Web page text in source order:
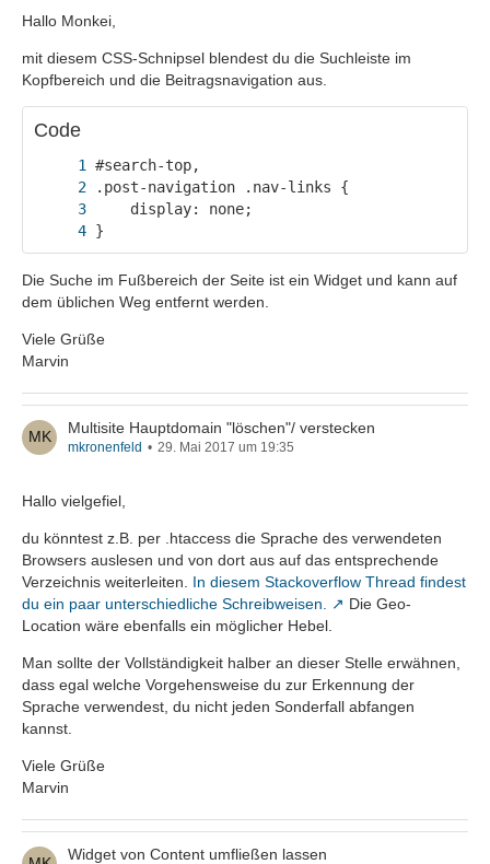
Hallo Monkei,
mit diesem CSS-Schnipsel blendest du die Suchleiste im
Kopfbereich und die Beitragsnavigation aus.
Code
}
Die Suche im Fußbereich der Seite ist ein Widget und kann auf
dem üblichen Weg entfernt werden.
Viele Grüße
Marvin
Multisite Hauptdomain "löschen"/ verstecken
mkronenfeld 29. Mai 2017 um 19:35
Hallo vielgefiel,
du könntest z.B. per .htaccess die Sprache des verwendeten
Browsers auslesen und von dort aus auf das entsprechende
Verzeichnis weiterleiten. In diesem Stackoverflow Thread findest
du ein paar unterschiedliche Schreibweisen.
Die Geo-
Location wäre ebenfalls ein möglicher Hebel.
Man sollte der Vollständigkeit halber an dieser Stelle erwähnen,
dass egal welche Vorgehensweise du zur Erkennung der
Sprache verwendest, du nicht jeden Sonderfall abfangen
kannst.
Viele Grüße
Marvin
Widget von Content umfließen lassen